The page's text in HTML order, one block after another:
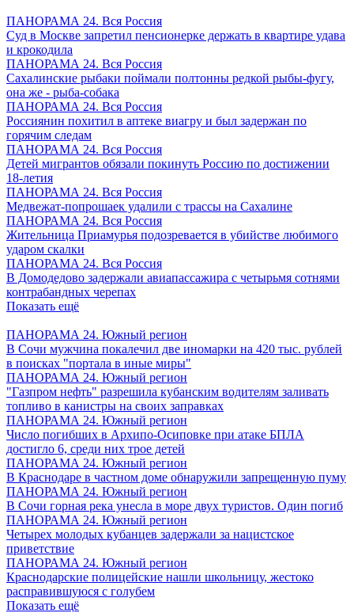
ПАНОРАМА 24. Вся Россия
Суд в Москве запретил пенсионерке держать в квартире удава
и крокодила
ПАНОРАМА 24. Вся Россия
Сахалинские рыбаки поймали полтонны редкой рыбы-фугу,
она же - рыба-собака
ПАНОРАМА 24. Вся Россия
Россиянин похитил в аптеке виагру и был задержан по
горячим следам
ПАНОРАМА 24. Вся Россия
Детей мигрантов обязали покинуть Россию по достижении
18-летия
ПАНОРАМА 24. Вся Россия
Медвежат-попрошаек удалили с трассы на Сахалине
ПАНОРАМА 24. Вся Россия
Жительница Приамурья подозревается в убийстве любимого
ударом скалки
ПАНОРАМА 24. Вся Россия
В Домодедово задержали авиапассажира с четырьмя сотнями
контрабандных черепах
Показать ещё
ПАНОРАМА 24. Южный регион
В Сочи мужчина покалечил две иномарки на 420 тыс. рублей
в поисках "портала в иные миры"
ПАНОРАМА 24. Южный регион
"Газпром нефть" разрешила кубанским водителям заливать
топливо в канистры на своих заправках
ПАНОРАМА 24. Южный регион
Число погибших в Архипо-Осиповке при атаке БПЛА
достигло 6, среди них трое детей
ПАНОРАМА 24. Южный регион
В Краснодаре в частном доме обнаружили запрещенную пуму
ПАНОРАМА 24. Южный регион
В Сочи горная река унесла в море двух туристов. Один погиб
ПАНОРАМА 24. Южный регион
Четырех молодых кубанцев задержали за нацистское
приветствие
ПАНОРАМА 24. Южный регион
Краснодарские полицейские нашли школьницу, жестоко
расправившуюся с голубем
Показать ещё